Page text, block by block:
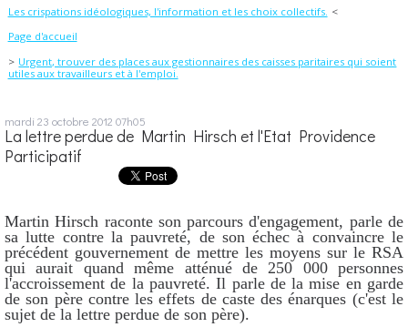
Les crispations idéologiques, l'information et les choix collectifs.
Page d'accueil
Urgent, trouver des places aux gestionnaires des caisses paritaires qui soient
utiles aux travailleurs et à l'emploi.
mardi 23 octobre 2012 07h05
La lettre perdue de Martin Hirsch et l'Etat Providence
Participatif
Martin Hirsch raconte son parcours d'engagement, parle de
sa lutte contre la pauvreté, de son échec à convaincre le
précédent gouvernement de mettre les moyens sur le RSA
qui aurait quand même atténué de 250 000 personnes
l'accroissement de la pauvreté. Il parle de la mise en garde
de son père contre les effets de caste des énarques (c'est le
sujet de la lettre perdue de son père).